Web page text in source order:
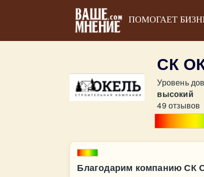
ПОМОГАЕТ
СК
Уровень
высокий
49 отзывов
Благодарим компанию СК